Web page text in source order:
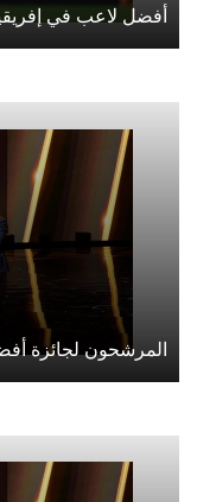
أفضل لاعب في إفريقيا
المرشحون لجائزة